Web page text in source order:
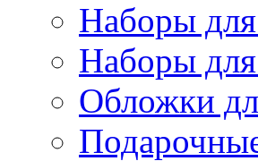
Наборы
Наборы
Обложки